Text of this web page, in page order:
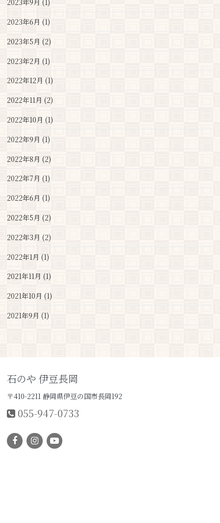
2023年9月 (1)
2023年6月 (1)
2023年5月 (2)
2023年2月 (1)
2022年12月 (1)
2022年11月 (2)
2022年10月 (1)
2022年9月 (1)
2022年8月 (2)
2022年7月 (1)
2022年6月 (1)
2022年5月 (2)
2022年3月 (2)
2022年1月 (1)
2021年11月 (1)
2021年10月 (1)
2021年9月 (1)
石のや 伊豆長岡
〒410-2211 静岡県伊豆の国市長岡192
055-947-0733